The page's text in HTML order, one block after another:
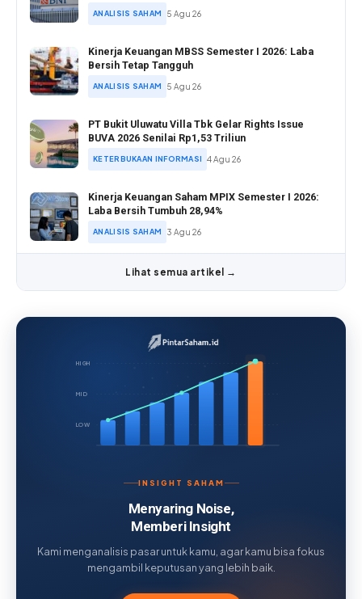
ANALISIS SAHAM 5 Agu 26
Kinerja Keuangan MBSS Semester I 2026: Laba
Bersih Tetap Tangguh
ANALISIS SAHAM 5 Agu 26
PT Bukit Uluwatu Villa Tbk Gelar Rights Issue
BUVA 2026 Senilai Rp1,53 Triliun
KETERBUKAAN INFORMASI 4 Agu 26
Kinerja Keuangan Saham MPIX Semester I 2026:
Laba Bersih Tumbuh 28,94%
ANALISIS SAHAM 3 Agu 26
Lihat semua artikel →
HIGH
MID
LOW
INSIGHT SAHAM
Menyaring Noise,
Memberi Insight
Kami menganalisis pasar untuk kamu, agar kamu bisa fokus
mengambil keputusan yang lebih baik.